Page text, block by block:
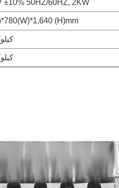
±10% 50HZ/60HZ, 2KW
(H)mm
318
416